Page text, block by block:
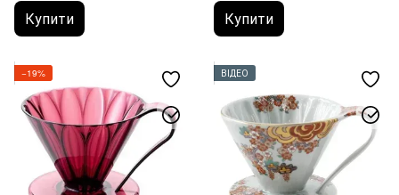
Купити Купити
−19% ВІДЕО